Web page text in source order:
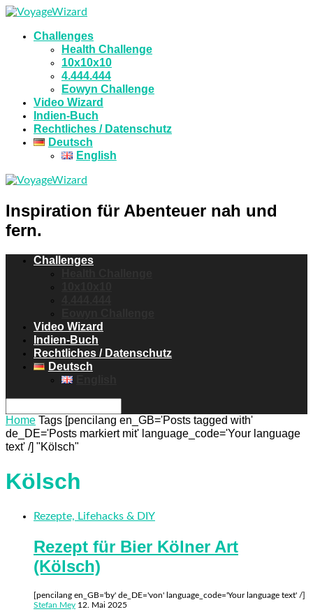
Challenges
Health Challenge
10x10x10
4.444.444
Eowyn Challenge
Video Wizard
Indien-Buch
Rechtliches / Datenschutz
Deutsch
English
Inspiration für Abenteuer nah und
fern.
Challenges
Video Wizard
Indien-Buch
Rechtliches / Datenschutz
Deutsch
Home Tags [pencilang en_GB='Posts tagged with'
de_DE='Posts markiert mit' language_code='Your language
text' /] "Kölsch"
Kölsch
Rezepte, Lifehacks & DIY
Rezept für Bier Kölner Art
(Kölsch)
[pencilang en_GB='by' de_DE='von' language_code='Your language text' /]
Stefan Mey 12. Mai 2025